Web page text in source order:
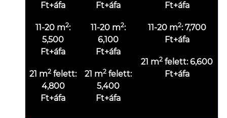
Ft+áfa
11-20 m2:
5,500
Ft+áfa
21 m2 felett:
4,800
Ft+áfa
Ft+áfa
11-20 m2:
6,100
Ft+áfa
21 m2 felett:
5,400
Ft+áfa
Ft+áfa
11-20 m2: 7,700
Ft+áfa
21 m2 felett: 6,600
Ft+áfa